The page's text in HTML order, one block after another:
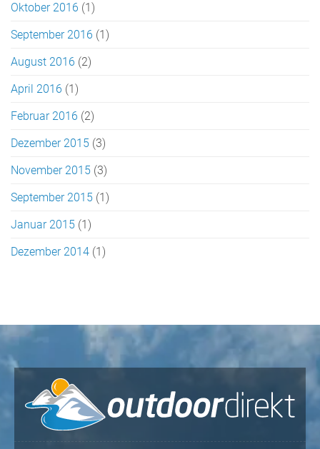
Oktober 2016 (1)
September 2016 (1)
August 2016 (2)
April 2016 (1)
Februar 2016 (2)
Dezember 2015 (3)
November 2015 (3)
September 2015 (1)
Januar 2015 (1)
Dezember 2014 (1)